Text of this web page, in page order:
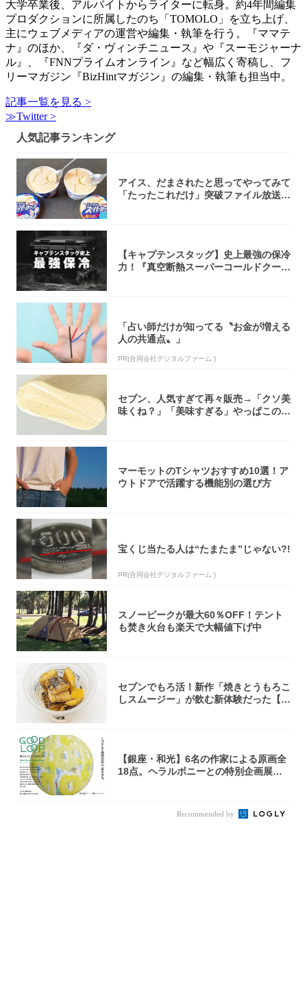
大学卒業後、アルバイトからライターに転身。約4年間編集
プロダクションに所属したのち「TOMOLO」を立ち上げ、
主にウェブメディアの運営や編集・執筆を行う。『ママテ
ナ』のほか、『ダ・ヴィンチニュース』や『スーモジャーナ
ル』、『FNNプライムオンライン』など幅広く寄稿し、フ
リーマガジン『BizHintマガジン』の編集・執筆も担当中。
記事一覧を見る >
≫Twitter >
人気記事ランキング
アイス、だまされたと思ってやってみて
「たったこれだけ」突破ファイル放送で
【キャプテンスタッグ】史上最強の保冷
力！『真空断熱スーパーコールドクーラ
「占い師だけが知ってる〝お金が増える
人の共通点〟」
PR(合同会社デジタルファーム )
セブン、人気すぎて再々販売→「クソ美
味くね？」「美味すぎる」やっぱこのク
マーモットのTシャツおすすめ10選！ア
ウトドアで活躍する機能別の選び方
宝くじ当たる人は“たまたま”じゃない?!
PR(合同会社デジタルファーム )
スノーピークが最大60％OFF！テント
も焚き火台も楽天で大幅値下げ中
セブンでもろ活！新作「焼きとうもろこ
しスムージー」が飲む新体験だった【東
【銀座・和光】6名の作家による原画全
18点。ヘラルボニーとの特別企画展「G
Recommended by